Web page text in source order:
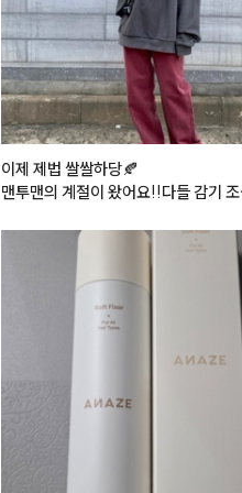
Blush
#데이지크#웜쿨블렌딩컬렉션
#쿨
드치크
Lip
#맥#서트리니스
#네이처리퍼블릭 바이플라워 글라스
'로즈메모리'
이제 제법 쌀쌀하당🍂
맨투맨의 계절이 왔어요!!다들 감기
피부 :클리오 킬커버 더 뉴 파운데이
섀도우 : 앤디얼 멀티 컬러 팔레트 디
블러셔 : 포렌코즈 퓨어 블러셔 05호
립 :릴리바이레드 무드 라이어 벨벳틴
어 립티트 토스티로즈